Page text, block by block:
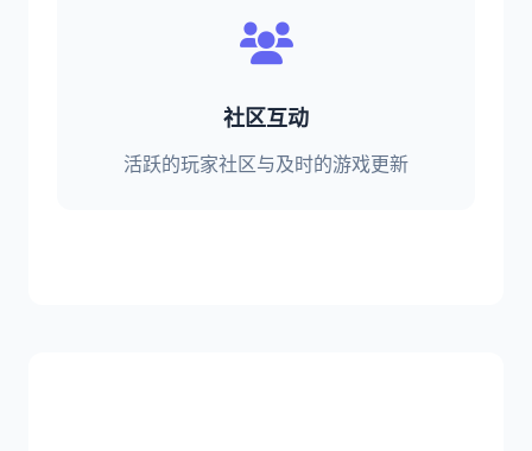
社区互动
活跃的玩家社区与及时的游戏更新